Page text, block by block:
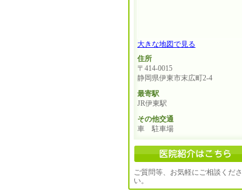
大きな地図で見る
住所
〒414-0015
静岡県伊東市末広町2-4
最寄駅
JR伊東駅
その他交通
車 駐車場
ご質問等、お気軽にご相談くださ
い。